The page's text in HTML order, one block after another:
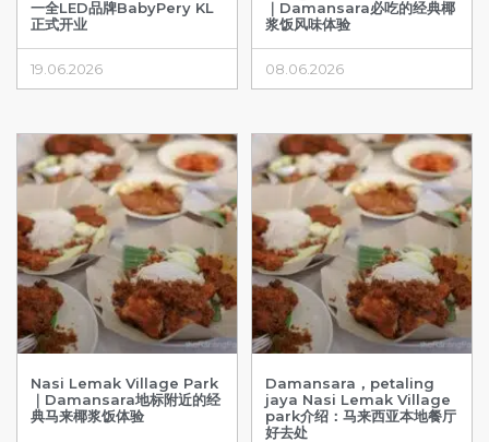
一全LED品牌BabyPery KL
正式开业
19.06.2026
｜Damansara必吃的经典椰
浆饭风味体验
08.06.2026
Nasi Lemak Village Park
｜Damansara地标附近的经
典马来椰浆饭体验
Damansara，petaling
jaya Nasi Lemak Village
park介绍：马来西亚本地餐厅
好去处